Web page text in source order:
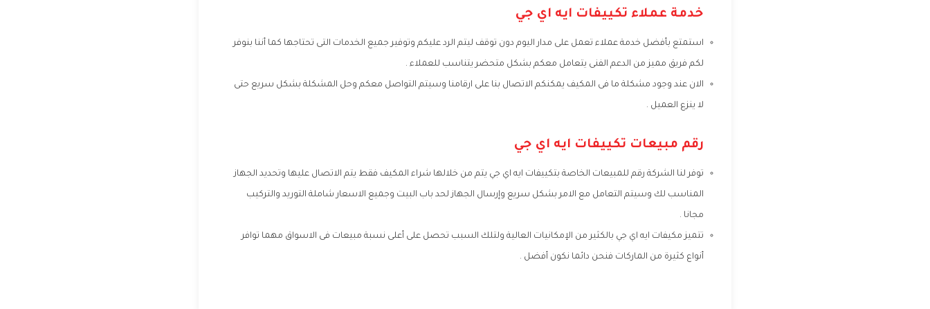
خدمة عملاء تكييفات ايه اي جي
استمتع بأفضل خدمة عملاء تعمل على مدار اليوم دون توقف ليتم الرد عليكم وتوفير جميع الخدمات التى تحتاجها كما أننا بنوفر
لكم فريق مميز من الدعم الفنى يتعامل معكم بشكل متحضر يتناسب للعملاء .
الان عند وجود مشكلة ما فى المكيف يمكنكم الاتصال بنا على ارقامنا وسيتم التواصل معكم وحل المشكلة بشكل سريع حتى
لا ينزع العميل .
رقم مبيعات تكييفات ايه اي جي
توفر لنا الشركة رقم للمبيعات الخاصة بتكييفات ايه اي جي يتم من خلالها شراء المكيف فقط يتم الاتصال عليها وتحديد الجهاز
المناسب لك وسيتم التعامل مع الامر بشكل سريع وإرسال الجهاز لحد باب البيت وجميع الاسعار شاملة التوريد والتركيب
مجانا .
تتميز مكيفات ايه اي جي بالكثير من الإمكانيات العالية ولتلك السبب تحصل على أعلى نسبة مبيعات فى الاسواق مهما توافر
أنواع كثيرة من الماركات فنحن دائما نكون أفضل .